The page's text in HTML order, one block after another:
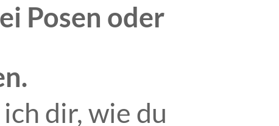
Posen oder
dir, wie du